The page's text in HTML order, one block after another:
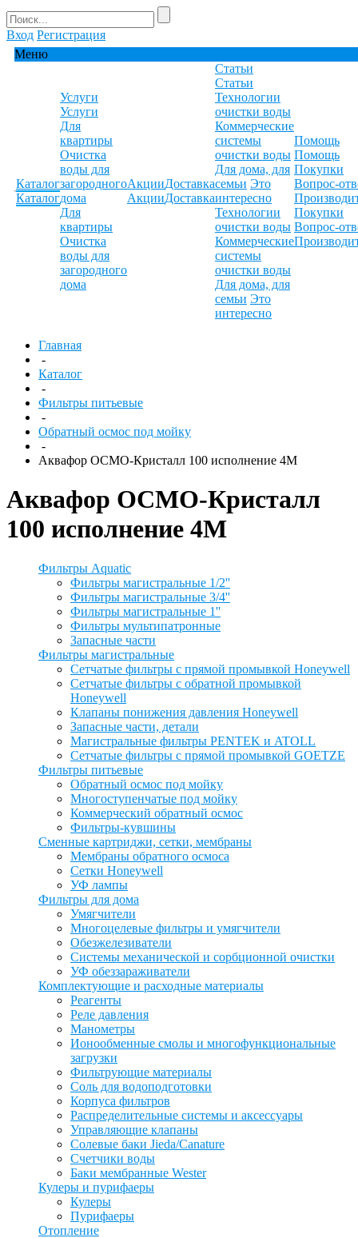
Вход Регистрация
Меню
Каталог
Каталог
Услуги
Услуги
Для
квартиры
Очистка
воды для
загородного
дома
Для
квартиры
Очистка
воды для
загородного
дома
Акции
Акции
Доставка
Доставка
Статьи
Статьи
Технологии
очистки воды
Коммерческие
системы
очистки воды
Для дома, для
семьи Это
интересно
Технологии
очистки воды
Коммерческие
системы
очистки воды
Для дома, для
семьи Это
интересно
Помощь
Помощь
Покупки
Вопрос-
Покупки
Вопрос-
Главная
-
Каталог
-
Фильтры питьевые
-
Обратный осмос под мойку
-
Аквафор ОСМО-Кристалл 100 исполнение 4М
Аквафор ОСМО-Кристалл
100 исполнение 4М
Фильтры Aquatic
Фильтры магистральные 1/2''
Фильтры магистральные 3/4''
Фильтры магистральные 1''
Фильтры мультипатронные
Запасные части
Фильтры магистральные
Сетчатые фильтры с прямой промывкой Honeywell
Сетчатые фильтры с обратной промывкой
Honeywell
Клапаны понижения давления Honeywell
Запасные части, детали
Магистральные фильтры PENTEK и ATOLL
Сетчатые фильтры с прямой промывкой GOETZE
Фильтры питьевые
Обратный осмос под мойку
Многоступенчатые под мойку
Коммерческий обратный осмос
Фильтры-кувшины
Сменные картриджи, сетки, мембраны
Мембраны обратного осмоса
Сетки Honeywell
УФ лампы
Фильтры для дома
Умягчители
Многоцелевые фильтры и умягчители
Обезжелезиватели
Системы механической и сорбционной очистки
УФ обеззараживатели
Комплектующие и расходные материалы
Реагенты
Реле давления
Манометры
Ионообменные смолы и многофункциональные
загрузки
Фильтрующие материалы
Соль для водоподготовки
Корпуса фильтров
Распределительные системы и аксессуары
Управляющие клапаны
Солевые баки Jieda/Canature
Счетчики воды
Баки мембранные Wester
Кулеры и пурифаеры
Кулеры
Пурифаеры
Отопление